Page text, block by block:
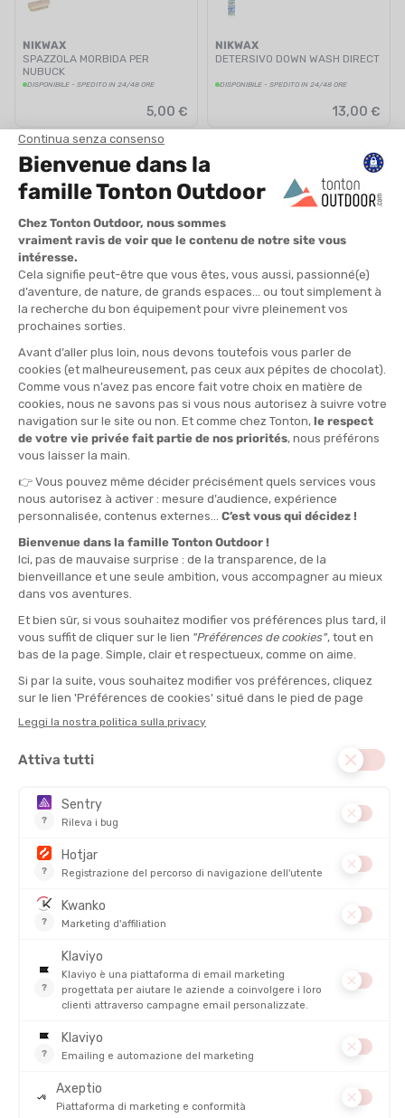
NIKWAX
SPAZZOLA MORBIDA PER
NUBUCK
DISPONIBILE - SPEDITO IN 24/48 ORE
5,00 €
NIKWAX
DETERSIVO DOWN WASH DIRECT
DISPONIBILE - SPEDITO IN 24/48 ORE
13,00 €
NIKWAX
SPRAY STAIN SCRUB
DISPONIBILE - SPEDITO IN 24/48 ORE
12,00 €
NIKWAX
IMPERMEABILIZZANTE E
AMMORBIDENTE PER PELLE
DISPONIBILE - SPEDITO IN 24/48 ORE
14,00 €
NIKWAX
KIT DI MANUTENZIONE TESSILE
DISPONIBILE - SPEDITO IN 24/48 ORE DISPONIBILE - SPEDITO IN 24/48 ORE
NIKWAX
IMPERMEABILIZZANTE PER
DISPONIBILE - SPEDITO IN 24/48 ORE
NIKWAX
LESSIVE TECH WASH